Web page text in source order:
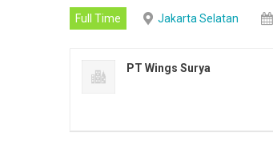
Full Time Jakarta Selatan
PT Wings Surya